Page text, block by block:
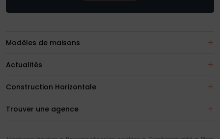
Modèles de maisons
Actualités
Construction Horizontale
Trouver une agence